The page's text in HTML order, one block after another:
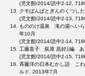
(児文館/2014/読中2-12,
クモばんばとぎんのくつ
(児文館/2014/読中2-13,
もののけ温泉 滝の湯へい
年10月
(児文館/2014/読中2-14,
工藤直子 荻原 昌好∥編 あ
(児文館/2014/読中2-15,
斉藤洋の日本むかし話 こ
ルド, 2013年7月